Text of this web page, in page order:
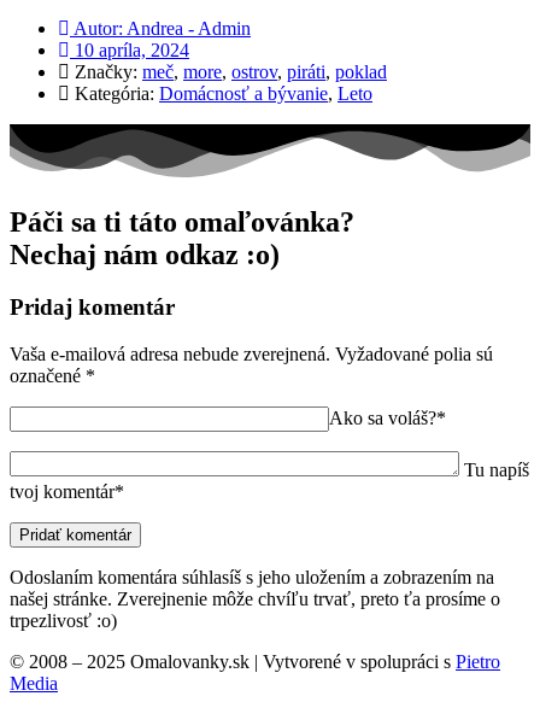
Autor: Andrea - Admin
10 apríla, 2024
Značky: meč, more, ostrov, piráti, poklad
Kategória: Domácnosť a bývanie, Leto
Páči sa ti táto omaľovánka?
Nechaj nám odkaz :o)
Pridaj komentár
Vaša e-mailová adresa nebude zverejnená. Vyžadované polia sú
označené *
Ako sa voláš?*
Tu napíš
tvoj komentár*
Odoslaním komentára súhlasíš s jeho uložením a zobrazením na
našej stránke. Zverejnenie môže chvíľu trvať, preto ťa prosíme o
trpezlivosť :o)
© 2008 – 2025 Omalovanky.sk | Vytvorené v spolupráci s Pietro
Media